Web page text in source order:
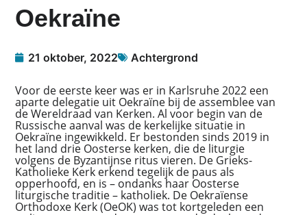
Oekraïne
21 oktober, 2022 Achtergrond
Voor de eerste keer was er in Karlsruhe 2022 een
aparte delegatie uit Oekraïne bij de assemblee van
de Wereldraad van Kerken. Al voor begin van de
Russische aanval was de kerkelijke situatie in
Oekraïne ingewikkeld. Er bestonden sinds 2019 in
het land drie Oosterse kerken, die de liturgie
volgens de Byzantijnse ritus vieren. De Grieks-
Katholieke Kerk erkend tegelijk de paus als
opperhoofd, en is – ondanks haar Oosterse
liturgische traditie – katholiek. De Oekraïense
Orthodoxe Kerk (OeOK) was tot kortgeleden een